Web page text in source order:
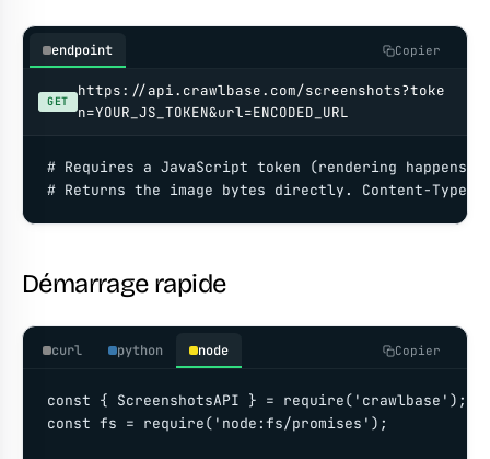
endpoint Copier
GET
https://api.crawlbase.com/screenshots?toke
n=YOUR_JS_TOKEN&url=ENCODED_URL
# Requires a JavaScript token (rendering happens
# Returns the image bytes directly. Content-Type:
Démarrage rapide
curl python node Copier
const { ScreenshotsAPI } = require('crawlbase');
const fs = require('node:fs/promises');